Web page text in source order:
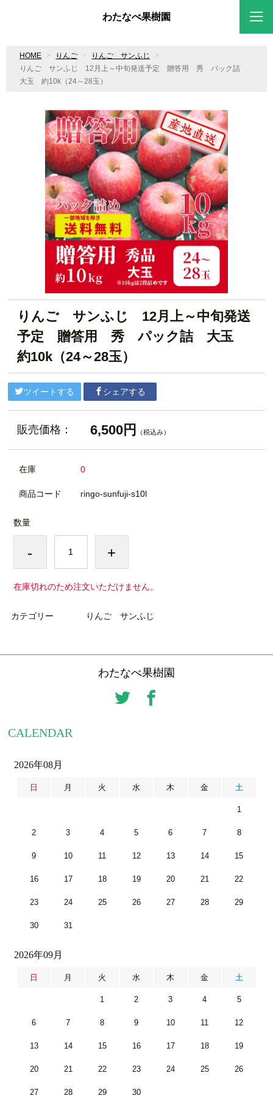
わたなべ果樹園
HOME りんご
りんご サンふじ
りんご サンふじ 12月上～中旬発送予定 贈答用 秀 パック詰
大玉 約10k（24～28玉）
りんご サンふじ 12月上～中旬発送
予定 贈答用 秀 パック詰 大玉
約10k（24～28玉）
ツイートする シェアする
販売価格： 6,500円 （税込み）
在庫 0
商品コード ringo-sunfuji-s10l
数量
- +
在庫切れのため注文いただけません。
カテゴリー りんご サンふじ
わたなべ果樹園
CALENDAR
2026年08月
日 月 火 水 木 金 土
1
2 3 4 5 6 7 8
9 10 11 12 13 14 15
16 17 18 19 20 21 22
23 24 25 26 27 28 29
30 31
2026年09月
日 月 火 水 木 金 土
1 2 3 4 5
6 7 8 9 10 11 12
13 14 15 16 17 18 19
20 21 22 23 24 25 26
27 28 29 30